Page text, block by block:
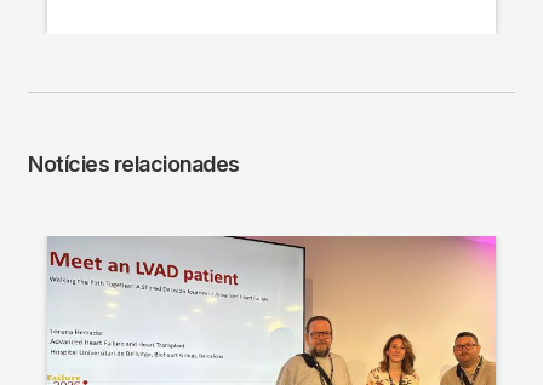
Notícies relacionades